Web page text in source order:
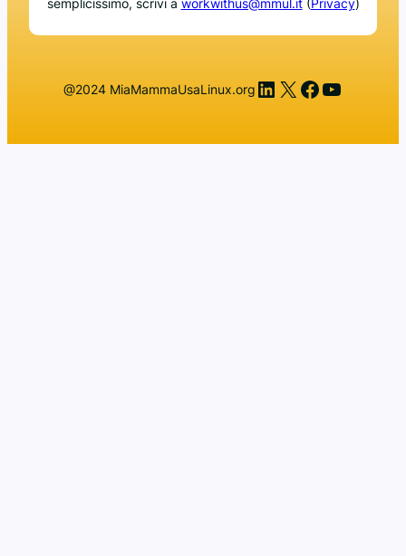
semplicissimo, scrivi a workwithus@mmul.it(Privacy)
@2024 MiaMammaUsaLinux.org LinkedIn
X Facebook